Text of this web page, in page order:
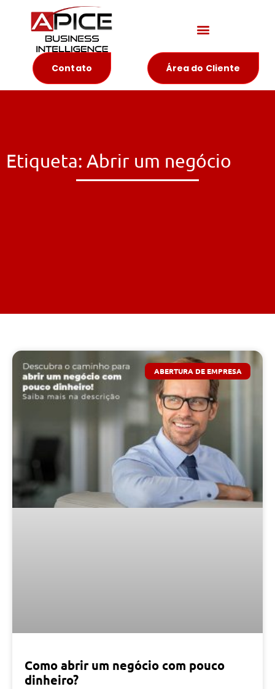
Contato Área do Cliente
Etiqueta: Abrir um negócio
ABERTURA DE EMPRESA
Como abrir um negócio com pouco
dinheiro?